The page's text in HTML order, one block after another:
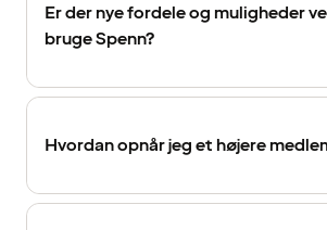
Er der nye fordele og muligheder
bruge Spenn?
Hvordan opnår jeg et højere